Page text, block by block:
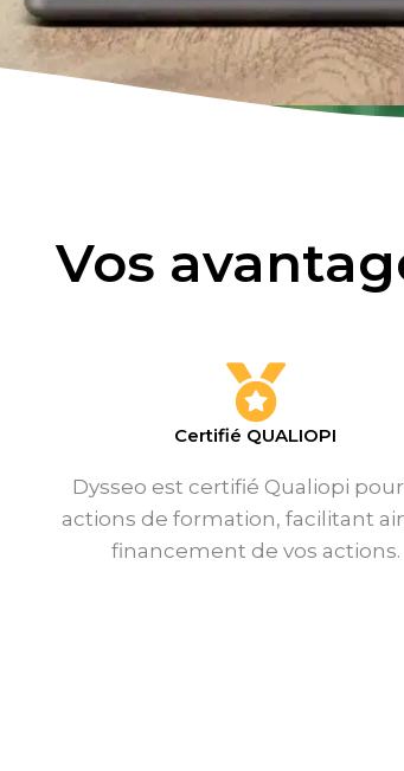
Vos
Certifié QUALIOPI
Dysseo est certifié Qualiopi
actions de formation, facilitant
financement de vos actions.